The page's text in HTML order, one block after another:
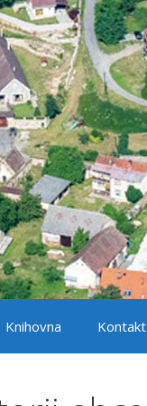
Knihovna Kontakt